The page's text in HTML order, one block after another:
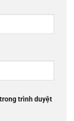
trình duyệt